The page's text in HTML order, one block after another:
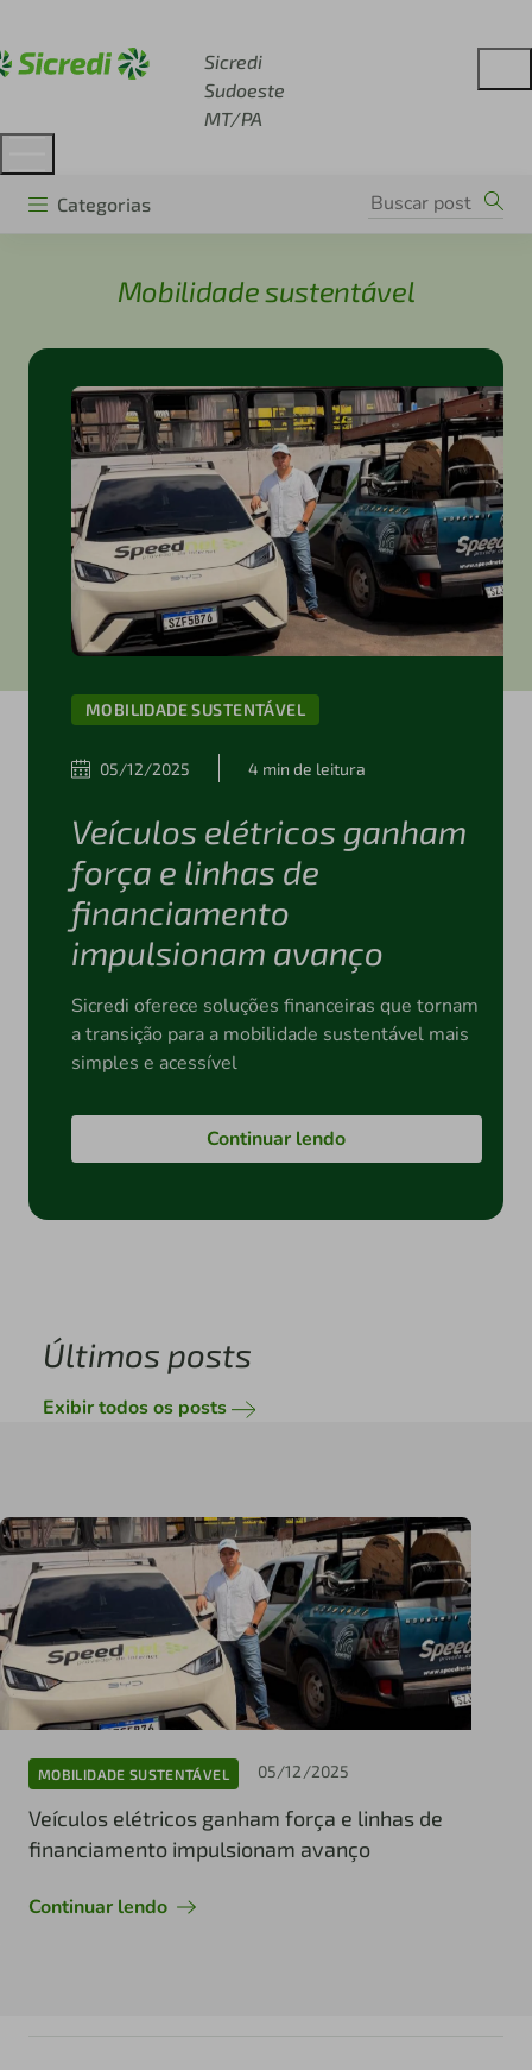
Sicredi
Sudoeste
MT/PA
Categorias
Mobilidade sustentável
MOBILIDADE SUSTENTÁVEL
05/12/2025 4 min de leitura
Veículos elétricos ganham
força e linhas de
financiamento
impulsionam avanço
Sicredi oferece soluções financeiras que tornam
a transição para a mobilidade sustentável mais
simples e acessível
Continuar lendo
Últimos posts
Exibir todos os posts
MOBILIDADE SUSTENTÁVEL 05/12/2025
Veículos elétricos ganham força e linhas de
financiamento impulsionam avanço
Continuar lendo